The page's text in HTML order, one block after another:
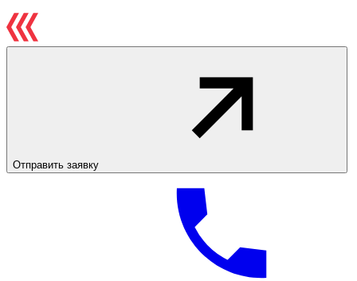
Отправить заявку